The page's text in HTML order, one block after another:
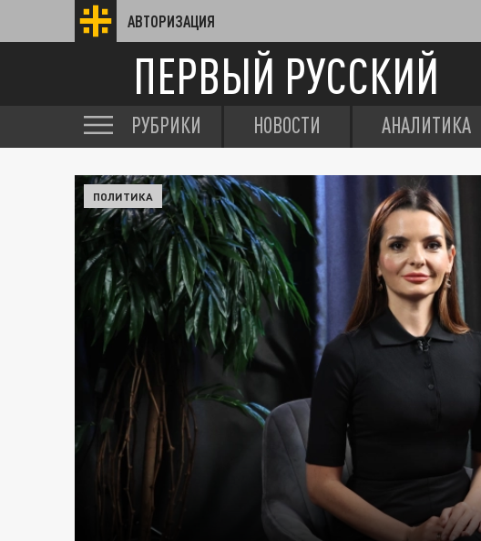
АВТОРИЗАЦИЯ
ПЕРВЫЙ РУССКИЙ
РУБРИКИ НОВОСТИ АНАЛИТИКА
ПОЛИТИКА